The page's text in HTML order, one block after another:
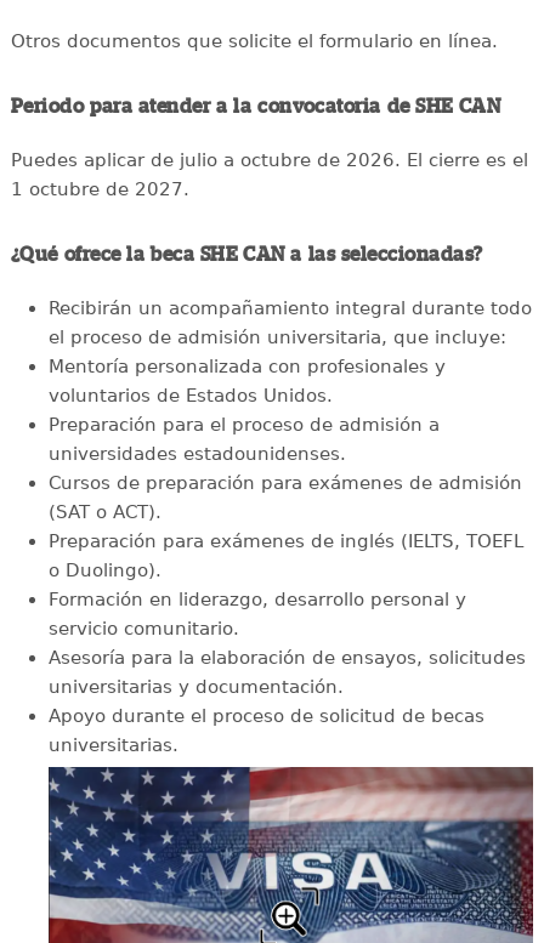
Otros documentos que solicite el formulario en línea.
Periodo para atender a la convocatoria de SHE CAN
Puedes aplicar de julio a octubre de 2026. El cierre es el
1 octubre de 2027.
¿Qué ofrece la beca SHE CAN a las seleccionadas?
Recibirán un acompañamiento integral durante todo
el proceso de admisión universitaria, que incluye:
Mentoría personalizada con profesionales y
voluntarios de Estados Unidos.
Preparación para el proceso de admisión a
universidades estadounidenses.
Cursos de preparación para exámenes de admisión
(SAT o ACT).
Preparación para exámenes de inglés (IELTS, TOEFL
o Duolingo).
Formación en liderazgo, desarrollo personal y
servicio comunitario.
Asesoría para la elaboración de ensayos, solicitudes
universitarias y documentación.
Apoyo durante el proceso de solicitud de becas
universitarias.